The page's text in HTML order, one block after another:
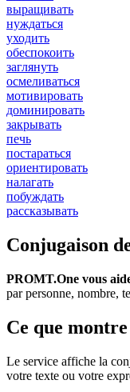
выращивать
нуждаться
уходить
обеспокоить
заглянуть
осмеливаться
мотивировать
доминировать
закрывать
печь
постараться
ориентировать
налагать
побуждать
рассказывать
Conjugaison
PROMT.One vous
par personne, nombre,
Ce que
Le service affiche la
votre texte ou votre